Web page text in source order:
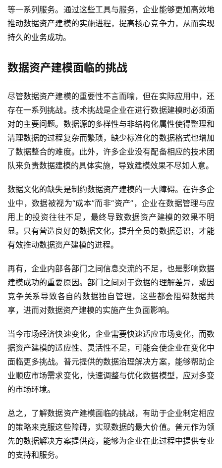
等一系列服务。通过这些工具与服务，企业能够更加高效地
推动数据资产建模的实施进程，提高核心竞争力，从而实现
持久的业务成功。
数据资产建模面临的挑战
尽管数据资产建模的重要性不言而喻，但在实际应用中，还
存在一系列挑战。技术挑战是企业在进行数据建模时必须面
对的主要问题。数据源的多样性与非结构化属性使得整理和
清理数据的过程复杂而繁琐，缺少标准化的数据格式也增加
了数据整合的难度。此外，许多企业没有配备相应的技术团
队来负责数据建模的具体实施，导致建模效果不尽如人意。
数据文化的缺失是制约数据资产建模的一大障碍。在许多企
业中，数据被视为“成本”而非“资产”，企业在数据管理与应
用上的投资往往不足，最终导致数据资产建模的效果不明
显。只有营造良好的数据文化，提升全员的数据意识，才能
有效推动数据资产建模的进程。
再有，企业内部各部门之间信息交流的不足，也是影响数据
建模成功的重要原因。部门之间对于数据的理解差异，或因
竞争关系导致各自的数据独自管理，这些都会阻碍数据共
享，进而对数据资产建模的实施产生负面影响。
当今市场经济快速变化，企业需要快速适应市场变化，而数
据资产建模的适应性、灵活性不足，可能会使企业在变化中
面临更多挑战。普元提供的数据治理解决方案，能够帮助企
业顺应市场需求变化，快速调整与优化数据模型，应对多变
的市场环境。
总之，了解数据资产建模面临的挑战，有助于企业制定相应
的策略来克服这些障碍，实现数据的最大价值。普元作为领
先的数据解决方案提供商，能够为企业在此过程中提供专业
的支持和服务。